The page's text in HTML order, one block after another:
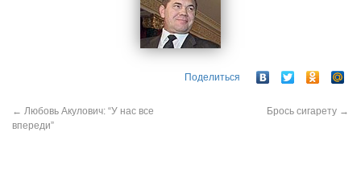
Поделиться
← Любовь Акулович: “У нас все
впереди”
Брось сигарету →